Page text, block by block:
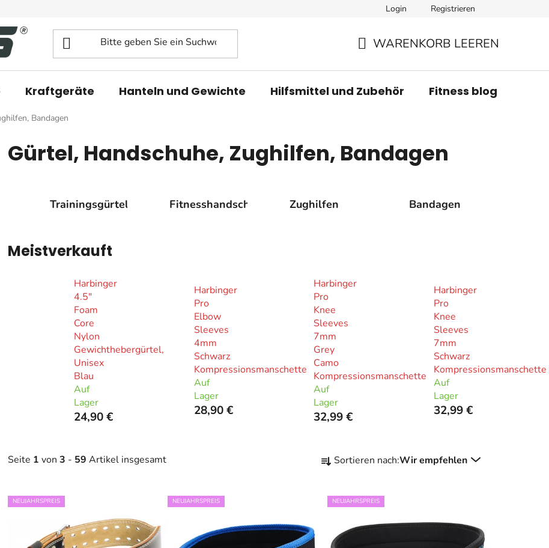
Login Registrieren
WARENKORB LEEREN
Kraftgeräte Hanteln und Gewichte Hilfsmittel und Zubehör Fitness blog
Bandagen
Gürtel, Handschuhe, Zughilfen, Bandagen
Trainingsgürtel Fitnesshandschuhe Zughilfen Bandagen
Meistverkauft
Harbinger
4.5"
Foam
Core
Nylon
Gewichthebergürtel,
Unisex
Blau
Auf
Lager
24,90 €
Harbinger
Pro
Elbow
Sleeves
4mm
Schwarz
Kompressionsmanschette
Auf
Lager
28,90 €
Harbinger
Pro
Knee
Sleeves
7mm
Grey
Camo
Kompressionsmanschette
Auf
Lager
32,99 €
Harbinger
Pro
Knee
Sleeves
7mm
Schwarz
Kompressionsmanschette
Auf
Lager
32,99 €
Seite 1 von 3 - 59 Artikel insgesamt r
d
u
Sortieren nach:Wir empfehlen
L
i
NEUJAHRSPREIS NEUJAHRSPREIS NEUJAHRSPREIS